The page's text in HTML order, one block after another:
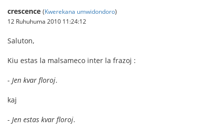
crescence (Kwerekana umwidondoro)
12 Ruhuhuma 2010 11:24:12
Saluton,
Kiu estas la malsameco inter la frazoj :
- Jen kvar floroj.
kaj
- Jen estas kvar floroj.